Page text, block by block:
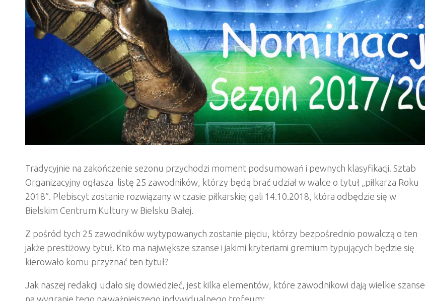
Tradycyjnie na zakończenie sezonu przychodzi moment podsumowań i pewnych klasyfikacji. Sztab
Organizacyjny ogłasza listę 25 zawodników, którzy będą brać udział w walce o tytuł „piłkarza Roku
2018”. Plebiscyt zostanie rozwiązany w czasie piłkarskiej gali 14.10.2018, która odbędzie się w
Bielskim Centrum Kultury w Bielsku Białej.
Z pośród tych 25 zawodników wytypowanych zostanie pięciu, którzy bezpośrednio powalczą o ten
jakże prestiżowy tytuł. Kto ma największe szanse i jakimi kryteriami gremium typujących będzie się
kierowało komu przyznać ten tytuł?
Jak naszej redakcji udało się dowiedzieć, jest kilka elementów, które zawodnikowi dają wielkie szanse